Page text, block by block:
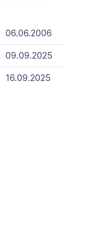
06.06.2006
09.09.2025
16.09.2025